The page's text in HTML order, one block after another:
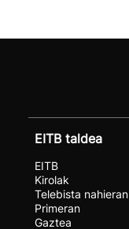
EITB taldea
EITB
Kirolak
Telebista nahieran
Primeran
Gaztea